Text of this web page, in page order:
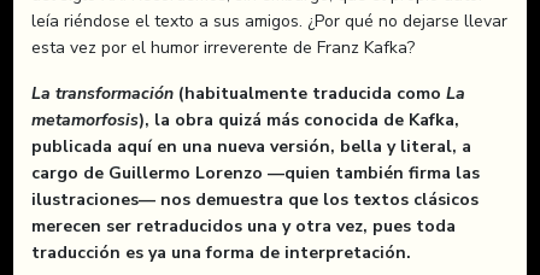
leía riéndose el texto a sus amigos. ¿Por qué no dejarse llevar
esta vez por el humor irreverente de Franz Kafka?
La transformación (habitualmente traducida como La
metamorfosis), la obra quizá más conocida de Kafka,
publicada aquí en una nueva versión, bella y literal, a
cargo de Guillermo Lorenzo —quien también firma las
ilustraciones— nos demuestra que los textos clásicos
merecen ser retraducidos una y otra vez, pues toda
traducción es ya una forma de interpretación.